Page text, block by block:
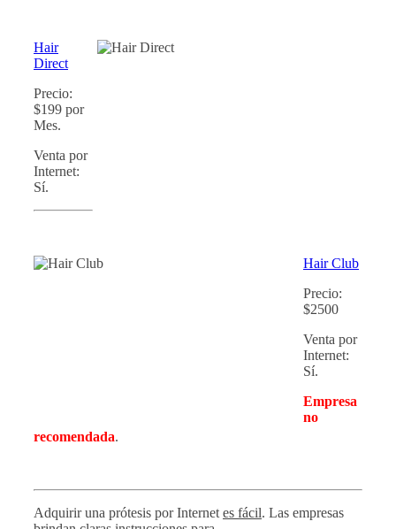
Hair
Direct
Precio:
$199 por
Mes.
Venta por
Internet:
Sí.
Hair Club
Precio:
$2500
Venta por
Internet:
Sí.
Empresa
no
recomendada.
Adquirir una prótesis por Internetes fácil. Las empresas